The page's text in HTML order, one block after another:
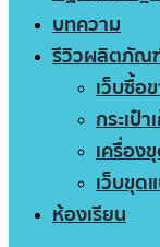
บทความ
รีวิวผลิตภัณ
เว็บซื้อ
กระเป๋
เครื่อง
เว็บขุด
ห้องเรียน